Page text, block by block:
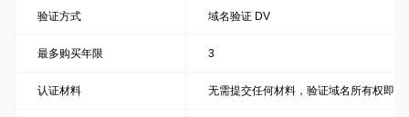
验证方式 域名验证 DV
最多购买年限 3
认证材料 无需提交任何材料，验证域名所有权即可